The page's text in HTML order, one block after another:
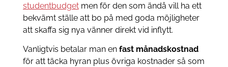
studentbudgetmen för den som ändå vill ha ett
bekvämt ställe att bo på med goda möjligheter
att skaffa sig nya vänner direkt vid inflytt.
Vanligtvis betalar man en fast månadskostnad
för att täcka hyran plus övriga kostnader så som